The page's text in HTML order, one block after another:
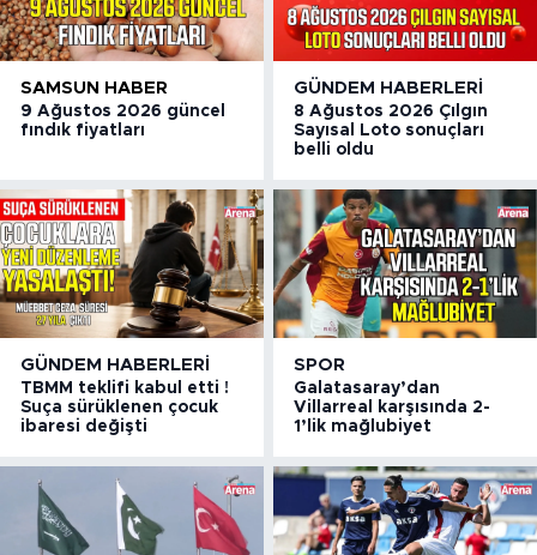
SAMSUN HABER
9 Ağustos 2026 güncel
fındık fiyatları
GÜNDEM HABERLERI
8 Ağustos 2026 Çılgın
Sayısal Loto sonuçları
belli oldu
GÜNDEM HABERLERI
TBMM teklifi kabul etti !
Suça sürüklenen çocuk
ibaresi değişti
SPOR
Galatasaray’dan
Villarreal karşısında 2-
1’lik mağlubiyet